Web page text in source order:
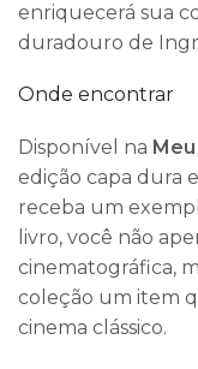
enriquecerá sua
duradouro de
Onde encontrar
Disponível na
edição capa dura
receba um
livro, você não
cinematográfica,
coleção um item
cinema clássico.